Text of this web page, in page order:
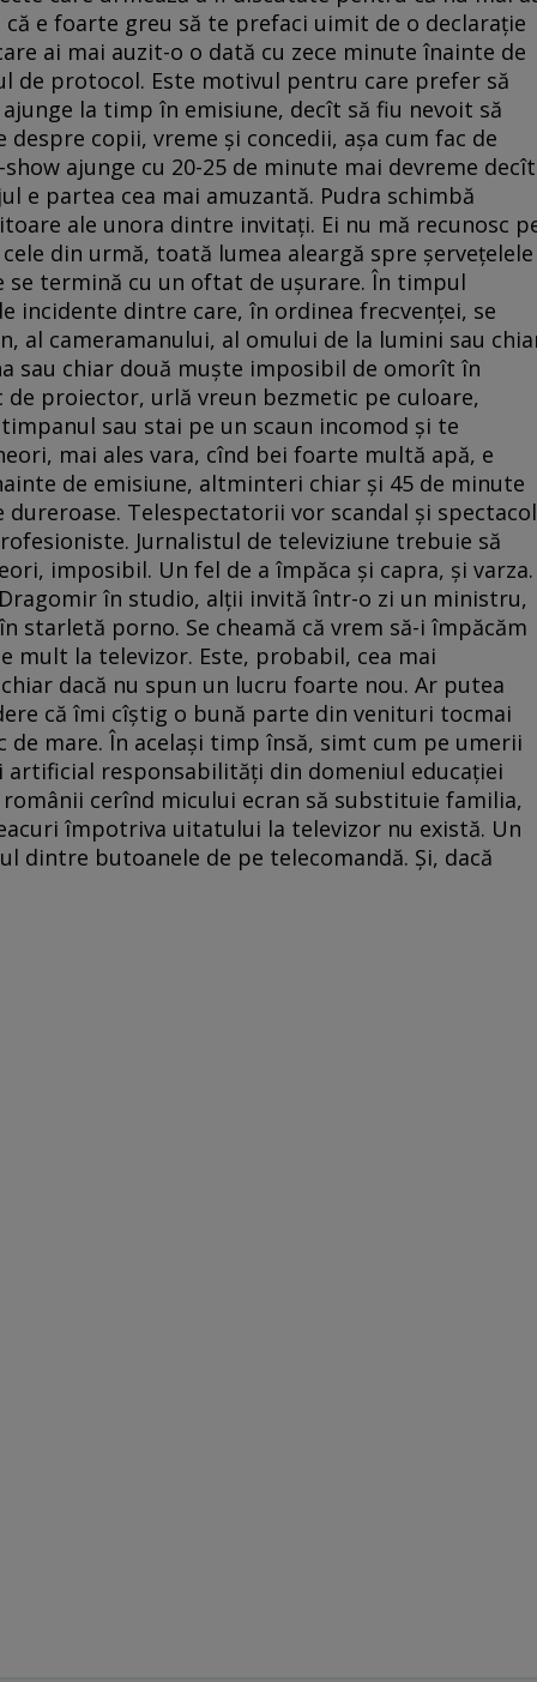
e foarte greu să te prefaci uimit de o declaraţie
ai mai auzit-o o dată cu zece minute înainte de
de protocol. Este motivul pentru care prefer să
la timp în emisiune, decît să fiu nevoit să
copii, vreme şi concedii, aşa cum fac de
ajunge cu 20-25 de minute mai devreme decît
e partea cea mai amuzantă. Pudra schimbă
ale unora dintre invitaţi. Ei nu mă recunosc
din urmă, toată lumea aleargă spre şerveţelele
termină cu un oftat de uşurare. În timpul
incidente dintre care, în ordinea frecvenţei, se
al cameramanului, al omului de la lumini sau
sau chiar două muşte imposibil de omorît în
proiector, urlă vreun bezmetic pe culoare,
sau stai pe un scaun incomod şi te
mai ales vara, cînd bei foarte multă apă, e
de emisiune, altminteri chiar şi 45 de minute
Telespectatorii vor scandal şi
Jurnalistul de televiziune trebuie să
imposibil. Un fel de a împăca şi capra, şi varza.
în studio, alţii invită într-o zi un ministru,
starletă porno. Se cheamă că vrem să-i împăcăm
mult la televizor. Este, probabil, cea mai
dacă nu spun un lucru foarte nou. Ar putea
că îmi cîştig o bună parte din venituri tocmai
mare. În acelaşi timp însă, simt cum pe umerii
artificial responsabilităţi din domeniul educaţiei
cerînd micului ecran să substituie familia,
împotriva uitatului la televizor nu există. Un
dintre butoanele de pe telecomandă. Şi, dacă